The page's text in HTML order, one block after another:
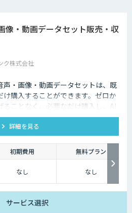
像・動画データセット販売・収
ク株式会社
声・画像・動画データセットは、既
購入することができます。ゼロか
ることなく、必要なだけ購入し、AI
詳細を見る
初期費用
無料プラン
なし なし
サービス選択